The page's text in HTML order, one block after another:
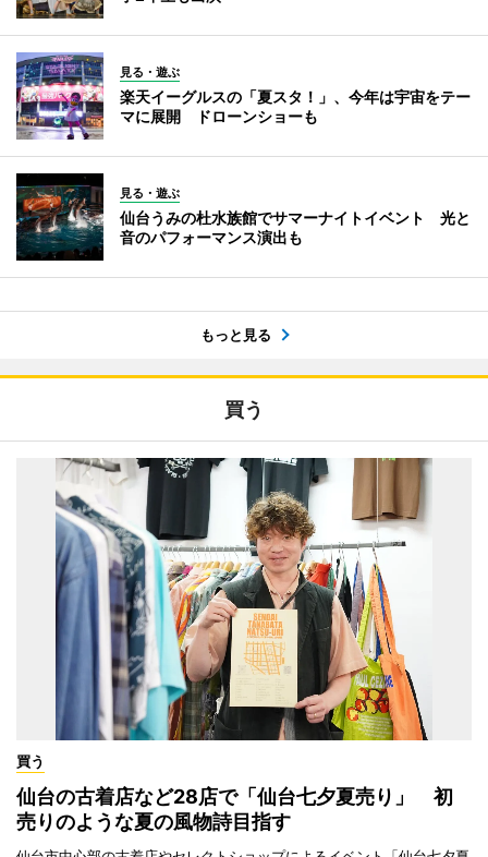
見る・遊ぶ
楽天イーグルスの「夏スタ！」、今年は宇宙をテー
マに展開 ドローンショーも
見る・遊ぶ
仙台うみの杜水族館でサマーナイトイベント 光と
音のパフォーマンス演出も
もっと見る
買う
買う
仙台の古着店など28店で「仙台七夕夏売り」 初
売りのような夏の風物詩目指す